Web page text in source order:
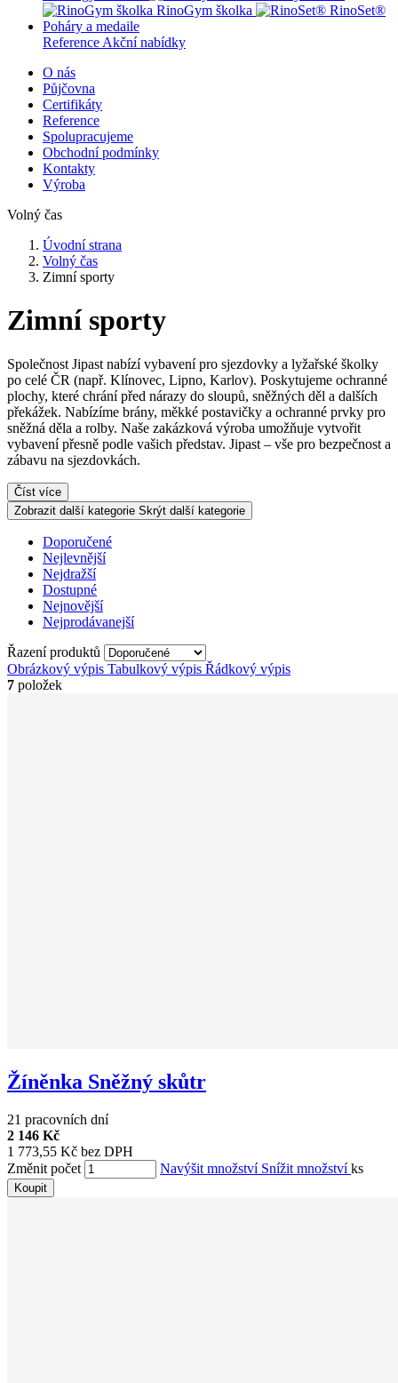
RinoGym školka
RinoSet®
Poháry a medaile
Reference Akční nabídky
O nás
Půjčovna
Certifikáty
Reference
Spolupracujeme
Obchodní podmínky
Kontakty
Výroba
Volný čas
Úvodní strana
Volný čas
Zimní sporty
Zimní sporty
Společnost Jipast nabízí vybavení pro sjezdovky a lyžařské školky
po celé ČR (např. Klínovec, Lipno, Karlov). Poskytujeme ochranné
plochy, které chrání před nárazy do sloupů, sněžných děl a dalších
překážek. Nabízíme brány, měkké postavičky a ochranné prvky pro
sněžná děla a rolby. Naše zakázková výroba umožňuje vytvořit
vybavení přesně podle vašich představ. Jipast – vše pro bezpečnost a
zábavu na sjezdovkách.
Číst více
Zobrazit další kategorie Skrýt další kategorie
Doporučené
Nejlevnější
Nejdražší
Dostupné
Nejnovější
Nejprodávanejší
Řazení produktů
Obrázkový výpis Tabulkový výpis Řádkový výpis
7 položek
Žíněnka Sněžný skůtr
21 pracovních dní
2 146 Kč
1 773,55 Kč bez DPH
Změnit počet
Navýšit množství Snížit množstvíks
Koupit